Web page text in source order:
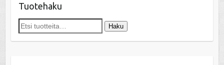
Tuotehaku
Etsi: Haku